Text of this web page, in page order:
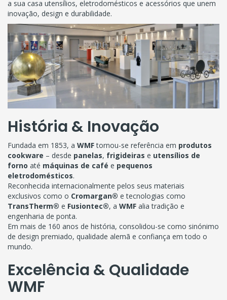
a sua casa utensílios, eletrodomésticos e acessórios que unem
inovação, design e durabilidade.
História & Inovação
Fundada em 1853, a WMFtornou-se referência em produtos
cookware – desde panelas, frigideiras e utensílios de
forno até máquinas de café e pequenos
eletrodomésticos.
Reconhecida internacionalmente pelos seus materiais
exclusivos como o Cromargan® e tecnologias como
TransTherm® e Fusiontec®, a WMF alia tradição e
engenharia de ponta.
Em mais de 160 anos de história, consolidou-se como sinónimo
de design premiado, qualidade alemã e confiança em todo o
mundo.
Excelência & Qualidade
WMF